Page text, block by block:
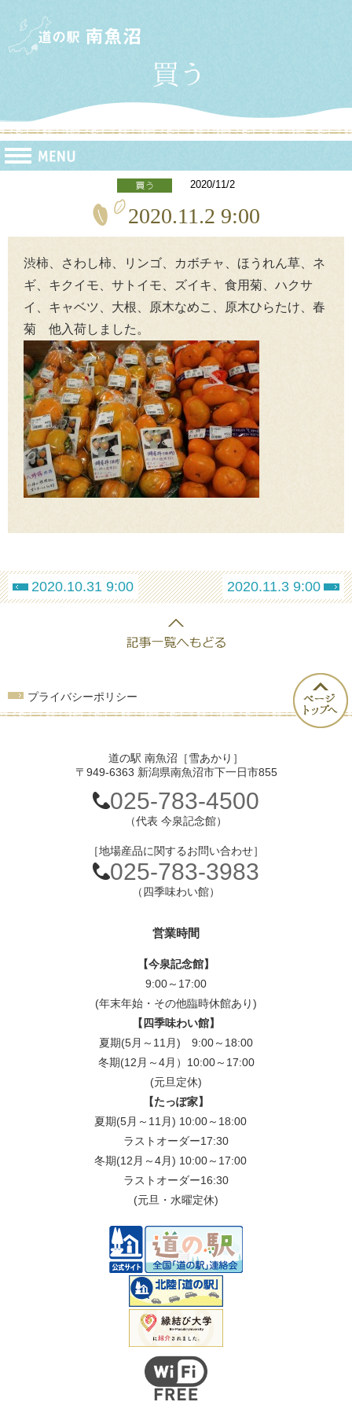
2020/11/2
2020.11.2 9:00
渋柿、さわし柿、リンゴ、カボチャ、ほうれん草、ネ
ギ、キクイモ、サトイモ、ズイキ、食用菊、ハクサ
イ、キャベツ、大根、原木なめこ、原木ひらたけ、春
菊 他入荷しました。
2020.10.31 9:00 2020.11.3 9:00
プライバシーポリシー
道の駅 南魚沼［雪あかり］
〒949-6363 新潟県南魚沼市下一日市855
025-783-4500
（代表 今泉記念館）
［地場産品に関するお問い合わせ］
025-783-3983
（四季味わい館）
営業時間
【今泉記念館】
9:00～17:00
(年末年始・その他臨時休館あり)
【四季味わい館】
夏期(5月～11月) 9:00～18:00
冬期(12月～4月）10:00～17:00
(元旦定休)
【たっぽ家】
夏期(5月～11月) 10:00～18:00
ラストオーダー17:30
冬期(12月～4月) 10:00～17:00
ラストオーダー16:30
(元旦・水曜定休)